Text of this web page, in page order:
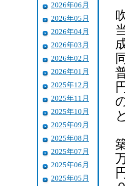
2026年06月
2026年05月
2026年04月
2026年03月
2026年02月
2026年01月
2025年12月
2025年11月
2025年10月
2025年09月
2025年08月
2025年07月
2025年06月
2025年05月